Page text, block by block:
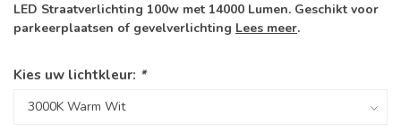
LED Straatverlichting 100w met 14000 Lumen. Geschikt voor
parkeerplaatsen of gevelverlichting Lees meer.
Kies uw lichtkleur: *